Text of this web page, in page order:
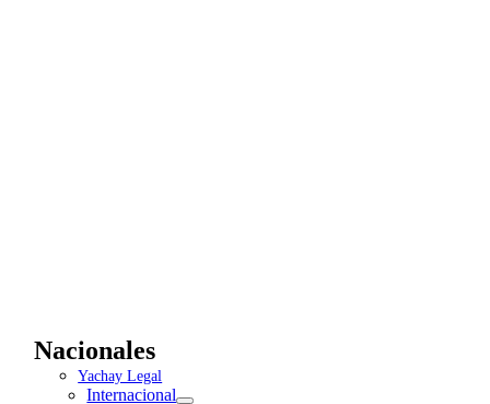
Nacionales
Yachay Legal
Internacional